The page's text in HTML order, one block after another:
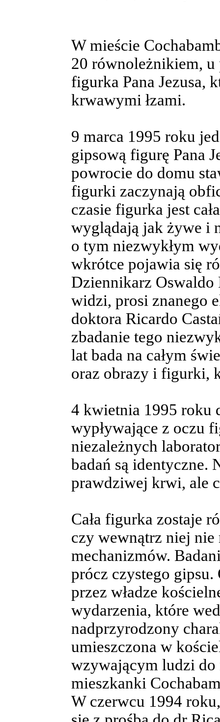
W mieście
20 równoleżnikiem, u
figurka Pana Jezusa,
krwawymi łzami.
9 marca 1995 roku
gipsową figurę Pana
powrocie do domu
figurki zaczynają
czasie figurka jest
wyglądają jak żywe i
o tym niezwykłym
wkrótce pojawia się
Dziennikarz Oswaldo
widzi, prosi znanego
doktora Ricardo
zbadanie tego
lat bada na całym
oraz obrazy i figurki,
4 kwietnia 1995 roku
wypływające z oczu
niezależnych
badań są identyczne.
prawdziwej krwi, ale
Cała figurka zostaje
czy wewnątrz niej
mechanizmów.
prócz czystego gipsu.
przez władze
wydarzenia, które
nadprzyrodzony
umieszczona w
wzywającym ludzi do
mieszkanki
W czerwcu 1994